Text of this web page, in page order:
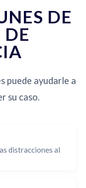
DE
DE
puede ayudarle a
su caso.
distracciones al